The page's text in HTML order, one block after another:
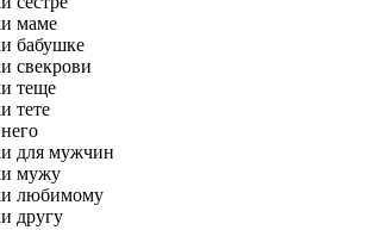
маме
бабушке
свекрови
теще
тете
для мужчин
мужу
любимому
другу